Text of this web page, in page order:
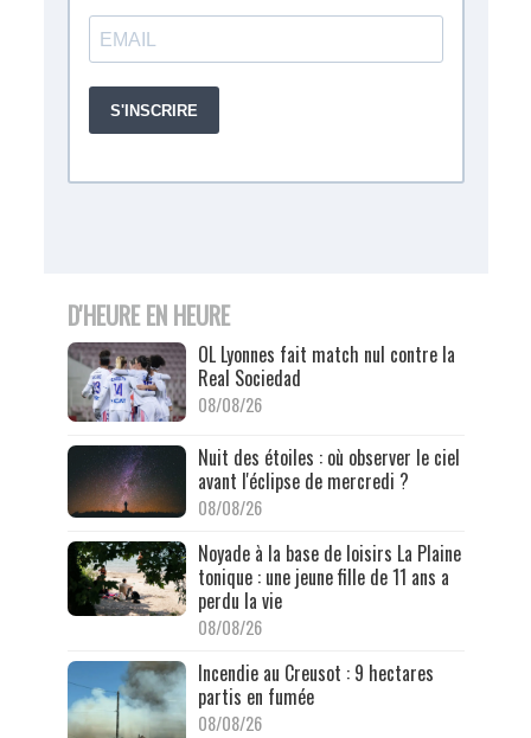
D'HEURE EN HEURE
OL Lyonnes fait match nul contre la
Real Sociedad
08/08/26
Nuit des étoiles : où observer le ciel
avant l'éclipse de mercredi ?
08/08/26
Noyade à la base de loisirs La Plaine
tonique : une jeune fille de 11 ans a
perdu la vie
08/08/26
Incendie au Creusot : 9 hectares
partis en fumée
08/08/26